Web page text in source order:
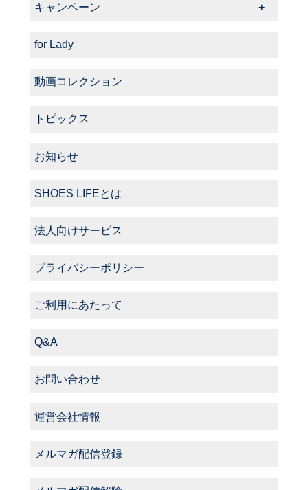
-タラゴ
キャンペーン
for Lady
動画コレクション
トピックス
お知らせ
SHOES LIFEとは
法人向けサービス
プライバシーポリシー
ご利用にあたって
Q&A
お問い合わせ
運営会社情報
メルマガ配信登録